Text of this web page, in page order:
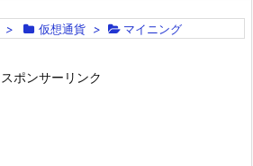
> 仮想通貨 > マイニング
スポンサーリンク